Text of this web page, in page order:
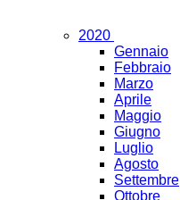
2020
Gennaio
Febbraio
Marzo
Aprile
Maggio
Giugno
Luglio
Agosto
Settembre
Ottobre